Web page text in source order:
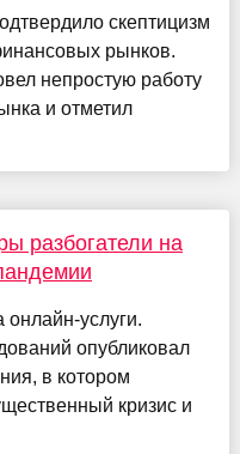
скептицизм
рынков.
непростую работу
и отметил
разбогатели на
онлайн-услуги.
опубликовал
в котором
кризис и